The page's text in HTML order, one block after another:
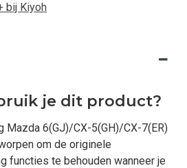
bij Kiyoh
je dit product?
Mazda 6(GJ)/CX-5(GH)/CX-7(ER)
om de originele
functies te behouden wanneer je